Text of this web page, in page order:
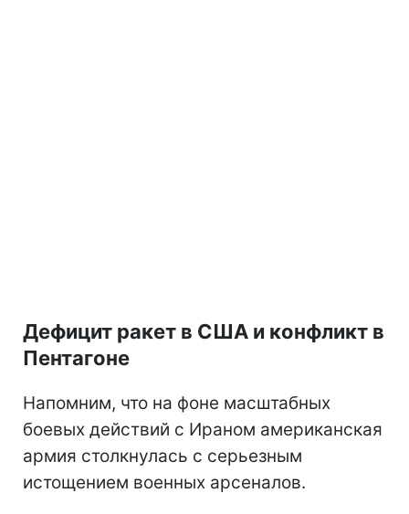
Дефицит ракет в США и конфликт в
Пентагоне
Напомним, что на фоне масштабных
боевых действий с Ираном американская
армия столкнулась с серьезным
истощением военных арсеналов.